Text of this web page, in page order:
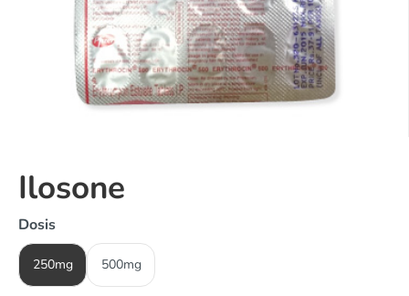
Ilosone
Dosis
250mg 500mg